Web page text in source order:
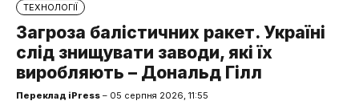
ТЕХНОЛОГІЇ
Загроза балістичних ракет. Україні
слід знищувати заводи, які їх
виробляють – Дональд Гілл
Переклад iPress – 05 серпня 2026, 11:55